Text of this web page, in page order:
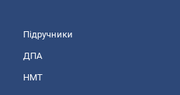
Підручники
ДПА
НМТ